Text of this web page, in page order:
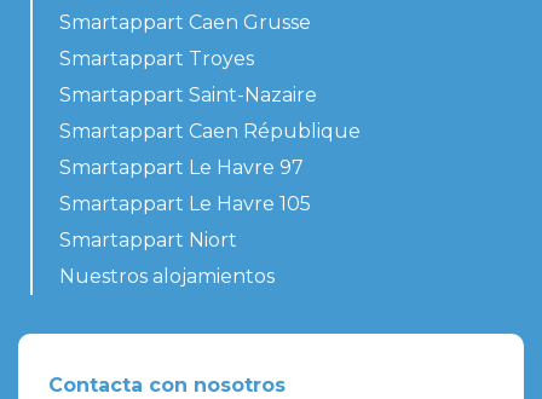
Smartappart Caen Grusse
Smartappart Troyes
Smartappart Saint-Nazaire
Smartappart Caen République
Smartappart Le Havre 97
Smartappart Le Havre 105
Smartappart Niort
Nuestros alojamientos
Contacta con nosotros